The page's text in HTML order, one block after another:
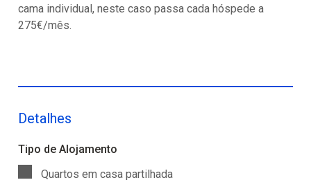
cama individual, neste caso passa cada hóspede a
275€/mês.
Detalhes
Tipo de Alojamento
Quartos em casa partilhada